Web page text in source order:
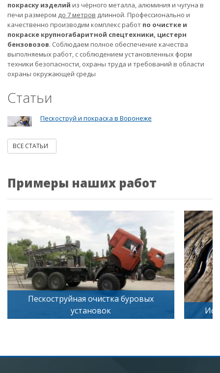
покраску изделий из чёрного металла, алюминия и чугуна в
печи размером до 7 метров длинной. Профессионально и
качественно производим комплекс работ по очистке и
покраске крупногабаритной спецтехники, цистерн
бензовозов. Соблюдаем полное обеспечение качества
выполняемых работ, с соблюдением установленных форм
техники безопасности, охраны труда и требований в области
охраны окружающей среды
Статьи
Пескоструй и покраска в Воронеже
ВСЕ СТАТЬИ
Примеры наших работ
Искусственное старение дерева